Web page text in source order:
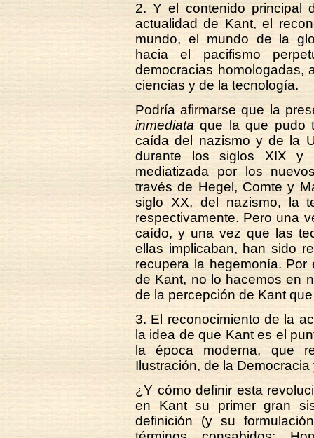
2. Y el contenido principal
actualidad de Kant, el
mundo, el mundo de la
hacia el pacifismo
democracias homologadas,
ciencias y de la tecnología.
Podría afirmarse que la
inmediata que la que pudo
caída del nazismo y de la
durante los siglos XIX y
mediatizada por los
través de Hegel, Comte y
siglo XX, del nazismo, la
respectivamente. Pero una
caído, y una vez que las
ellas implicaban, han sido
recupera la hegemonía.
de Kant, no lo hacemos en
de la percepción de Kant
3. El reconocimiento de la
la idea de que Kant es el
la época moderna, que
Ilustración, de la
¿Y cómo definir esta
en Kant su primer gran
definición (y su